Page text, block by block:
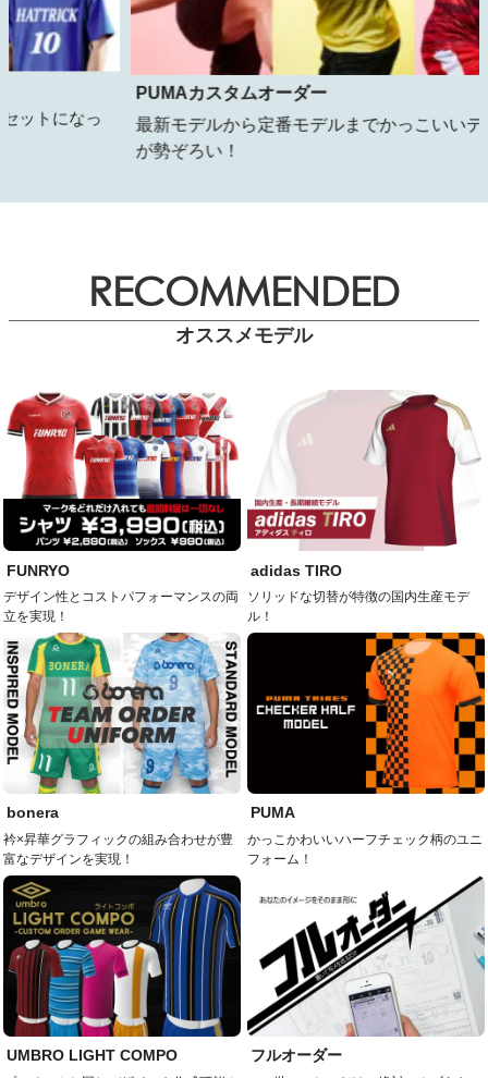
PUMAカスタムオーダー
最新モデルから定番モデルまでかっこいいデザイン
が勢ぞろい！
RECOMMENDED
オススメモデル
FUNRYO
デザイン性とコストパフォーマンスの両
立を実現！
adidas TIRO
ソリッドな切替が特徴の国内生産モデ
ル！
bonera
衿×昇華グラフィックの組み合わせが豊
富なデザインを実現！
PUMA
かっこかわいいハーフチェック柄のユニ
フォーム！
UMBRO LIGHT COMPO フルオーダー